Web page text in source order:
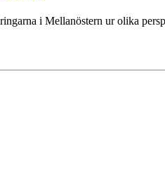
i Mellanöstern ur olika